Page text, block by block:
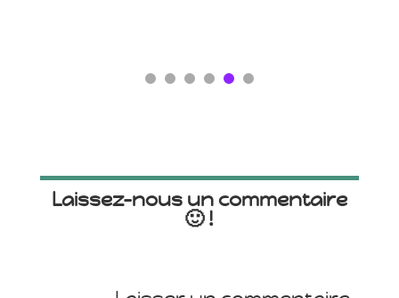
Laissez-nous un commentaire
🙂 !